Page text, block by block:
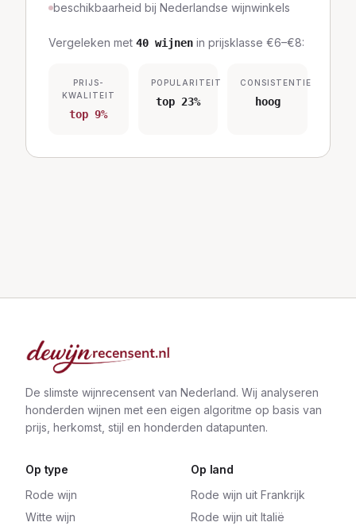
beschikbaarheid bij Nederlandse wijnwinkels
Vergeleken met 40 wijnen in prijsklasse €6–€8:
PRIJS-
KWALITEIT
top 9%
POPULARITEIT
top 23%
CONSISTENTIE
hoog
De slimste wijnrecensent van Nederland. Wij analyseren
honderden wijnen met een eigen algoritme op basis van
prijs, herkomst, stijl en honderden datapunten.
Op type
Rode wijn
Witte wijn
Op land
Rode wijn uit Frankrijk
Rode wijn uit Italië